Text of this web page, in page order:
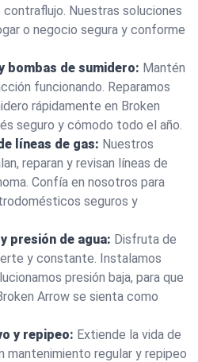
Nuestras soluciones
o negocio segura y conforme
bombas de sumidero: Mantén
funcionando. Reparamos
rápidamente en Broken
seguro y cómodo todo el año.
líneas de gas: Nuestros
reparan y revisan líneas de
Confía en nosotros para
seguros y
presión de agua: Disfruta de
y constante. Instalamos
presión baja, para que
Arrow se sienta como
y repipeo: Extiende la vida de
mantenimiento regular y repipeo